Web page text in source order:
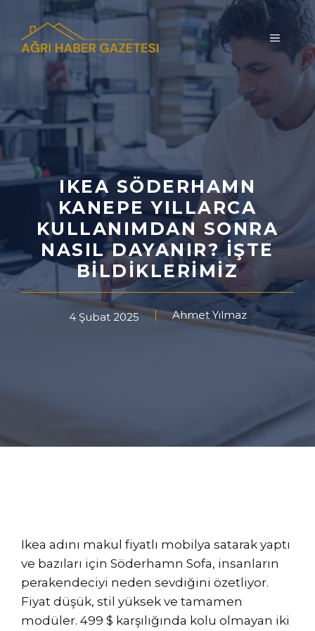
MENÜ
IKEA SÖDERHAMN
KANEPE YILLARCA
KULLANIMDAN SONRA
NASIL DAYANIR? İŞTE
BILDIKLERIMIZ
4 Şubat 2025 Ahmet Yılmaz
Ikea adını makul fiyatlı mobilya satarak yaptı
ve bazıları için Söderhamn Sofa, insanların
perakendeciyi neden sevdiğini özetliyor.
Fiyat düşük, stil yüksek ve tamamen
modüler. 499 $ karşılığında kolu olmayan iki